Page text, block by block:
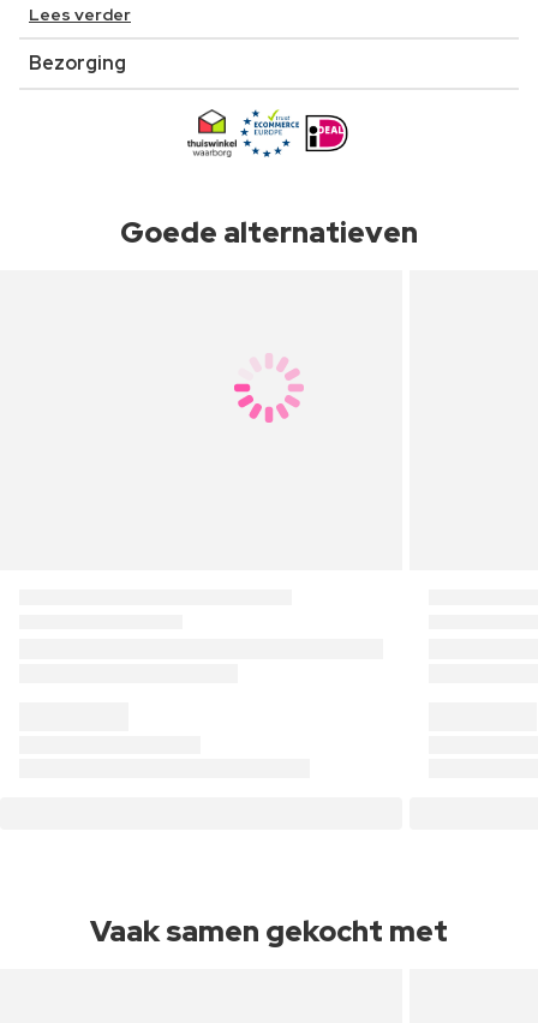
Lees verder
Bezorging
Goede alternatieven
Vaak samen gekocht met